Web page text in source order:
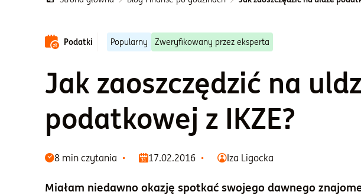
Podatki Popularny Zweryfikowany przez eksperta
Jak zaoszczędzić na
podatkowej z IKZE?
8 min czytania 17.02.2016 Iza Ligocka
Miałam niedawno okazję spotkać swojego dawnego